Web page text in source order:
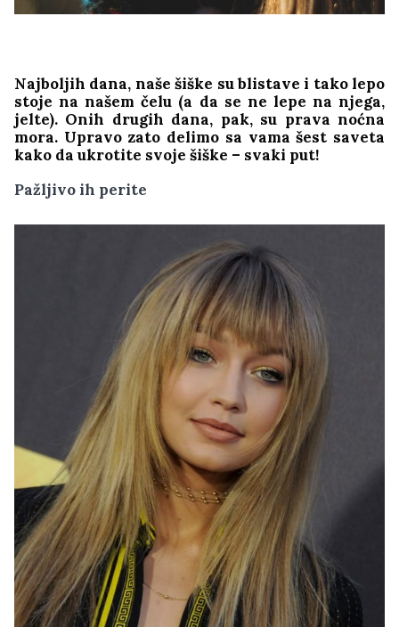
Najboljih dana, naše šiške su blistave i tako lepo
stoje na našem čelu (a da se ne lepe na njega,
jelte). Onih drugih dana, pak, su prava noćna
mora. Upravo zato delimo sa vama šest saveta
kako da ukrotite svoje šiške – svaki put!
Pažljivo ih perite